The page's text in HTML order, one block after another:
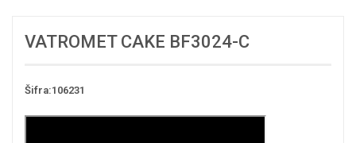
VATROMET CAKE BF3024-C
Šifra:106231